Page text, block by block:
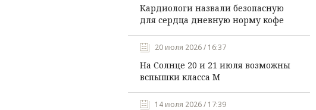
Кардиологи назвали безопасную
для сердца дневную норму кофе
20 июля 2026 / 16:37
На Солнце 20 и 21 июля возможны
вспышки класса М
14 июля 2026 / 17:39